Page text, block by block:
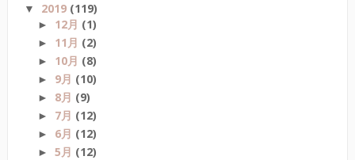
▼ 2019 (119)
► 12月 (1)
► 11月 (2)
► 10月 (8)
► 9月 (10)
► 8月 (9)
► 7月 (12)
► 6月 (12)
► 5月 (12)